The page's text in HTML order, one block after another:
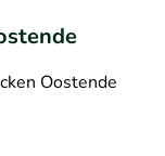
tot 23:00 uur
Oostende